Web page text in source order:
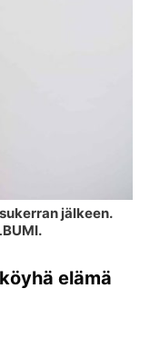
jälkeen.
elämä